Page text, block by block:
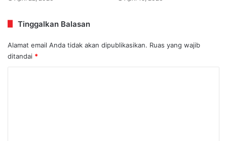
Tinggalkan Balasan
Alamat email Anda tidak akan dipublikasikan. Ruas yang wajib
ditandai *